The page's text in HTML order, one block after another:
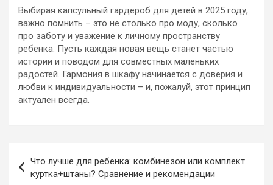
Выбирая капсульный гардероб для детей в 2025 году,
важно помнить – это не столько про моду, сколько
про заботу и уважение к личному пространству
ребенка. Пусть каждая новая вещь станет частью
истории и поводом для совместных маленьких
радостей. Гармония в шкафу начинается с доверия и
любви к индивидуальности – и, пожалуй, этот принцип
актуален всегда.
по
Что лучше для ребенка: комбинезон или комплект
куртка+штаны? Сравнение и рекомендации